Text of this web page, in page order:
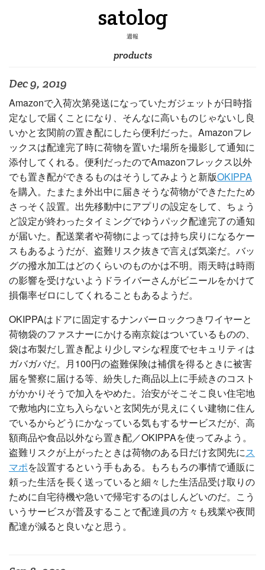
satolog
週報
products
Dec 9, 2019
Amazonで入荷次第発送になっていたガジェットが日時指
定なしで届くことになり、そんなに高いものじゃないし良
いかと玄関前の置き配にしたら便利だった。Amazonフレ
ックスは配達完了時に荷物を置いた場所を撮影して通知に
添付してくれる。便利だったのでAmazonフレックス以外
でも置き配ができるものはそうしてみようと新版OKIPPA
を購入。たまたま外出中に届きそうな荷物ができたたため
さっそく設置。出先移動中にアプリの設定をして、ちょう
ど設定が終わったタイミングでゆうパック配達完了の通知
が届いた。配送業者や荷物によっては持ち戻りになるケー
スもあるようだが、盗難リスク抜きで言えば気楽だ。バッ
グの撥水加工はどのくらいのものかは不明。雨天時は時雨
の影響を受けないようドライバーさんがビニールをかけて
損傷率ゼロにしてくれることもあるようだ。
OKIPPAはドアに固定するナンバーロックつきワイヤーと
荷物袋のファスナーにかける南京錠はついているものの、
袋は布製だし置き配より少しマシな程度でセキュリティは
ガバガバだ。月100円の盗難保険は補償を得るときに被害
届を警察に届ける等、紛失した商品以上に手続きのコスト
がかかりそうで加入をやめた。治安がそこそこ良い住宅地
で敷地内に立ち入らないと玄関先が見えにくい建物に住ん
でいるからどうにかなっている気もするサービスだが、高
額商品や食品以外なら置き配／OKIPPAを使ってみよう。
盗難リスクが上がったときは荷物のある日だけ玄関先にス
マポを設置するという手もある。もろもろの事情で通販に
頼った生活を長く送っていると細々した生活品受け取りの
ために自宅待機や急いで帰宅するのはしんどいのだ。こう
いうサービスが普及することで配達員の方々も残業や夜間
配達が減ると良いなと思う。